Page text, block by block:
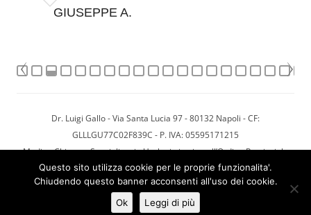
PASQUALE D.
Dr. Luigi Gallo - Via Santa Lucia 97 - 80132 Napoli - CF:
GLLLGU77C02F839C - P. IVA: 05595171215
Medico-Chirurgo Specialista in Urologia iscritto all’Ordine Provinciale
dei Medici Chirurghi e degli Odontoiatri dal 17/02/2003 con numero
30071
Powered by dcWebService
Questo sito utilizza cookie per le proprie funzionalita'.
Chiudendo questo banner acconsenti all'uso dei cookie.
Ok
Leggi di più